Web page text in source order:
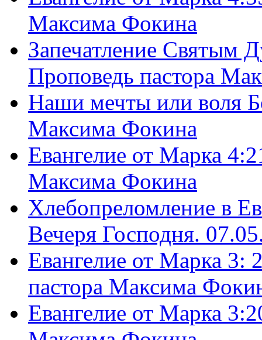
Максима Фокина
Запечатление Святым
Проповедь пастора
Наши мечты или воля
Максима Фокина
Евангелие от Марка
Максима Фокина
Хлебопреломление в
Вечеря Господня.
Евангелие от Марка 3:
пастора Максима
Евангелие от Марка